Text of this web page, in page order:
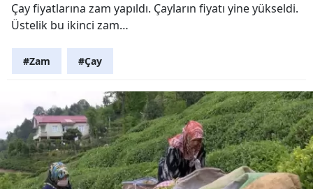
Çay fiyatlarına zam yapıldı. Çayların fiyatı yine yükseldi.
Üstelik bu ikinci zam…
#Zam #Çay